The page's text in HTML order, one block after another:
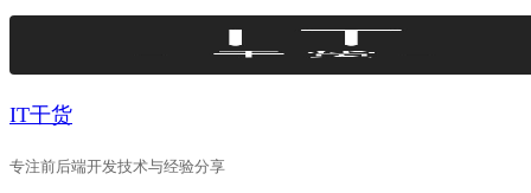
Skip
IT干货
专注前后端开发技术与经验分享